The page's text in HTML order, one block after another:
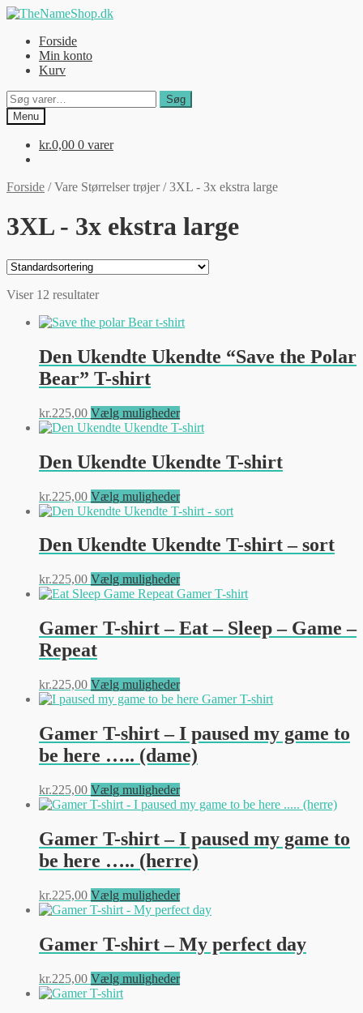
Spring
navigation
Spring
indholdForside
Min konto
Kurv
Søg
efter:
Søg
Menu
kr.0,00 0 varer
Forside /Vare Størrelser trøjer/3XL - 3x ekstra large
3XL - 3x ekstra large
Viser 12 resultater
Den Ukendte Ukendte “Save the Polar
Bear” T-shirt
kr.225,00 Vælg mulighederDette
vare
flere
varianter.
kan
vælges
varesiden
Den Ukendte Ukendte T-shirt
kr.225,00 Vælg mulighederDette
vare
flere
varianter.
kan
vælges
varesiden
Den Ukendte Ukendte T-shirt – sort
kr.225,00 Vælg mulighederDette
vare
flere
varianter.
vælges
på
varesiden
Gamer T-shirt – Eat – Sleep – Game –
Repeat
kr.225,00 Vælg mulighederDette
vare
flere
varianter.
Mulighederne
vælges
på
varesiden
Gamer T-shirt – I paused my game to
be here ….. (dame)
kr.225,00 Vælg mulighederDette
vare
flere
varianter.
Mulighederne
vælges
på
varesiden
Gamer T-shirt – I paused my game to
be here ….. (herre)
kr.225,00 Vælg mulighederDette
vare
flere
varianter.
kan
Gamer T-shirt – My perfect day
kr.225,00 Vælg mulighederDette